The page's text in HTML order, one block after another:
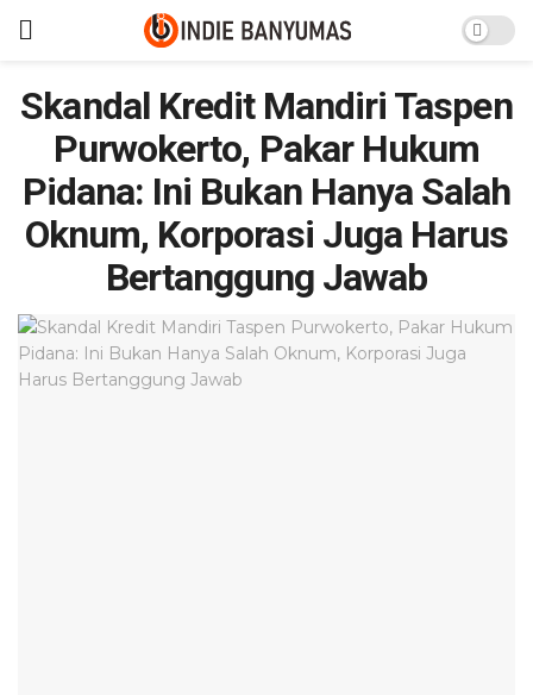
Skandal Kredit Mandiri Taspen
Purwokerto, Pakar Hukum
Pidana: Ini Bukan Hanya Salah
Oknum, Korporasi Juga Harus
Bertanggung Jawab